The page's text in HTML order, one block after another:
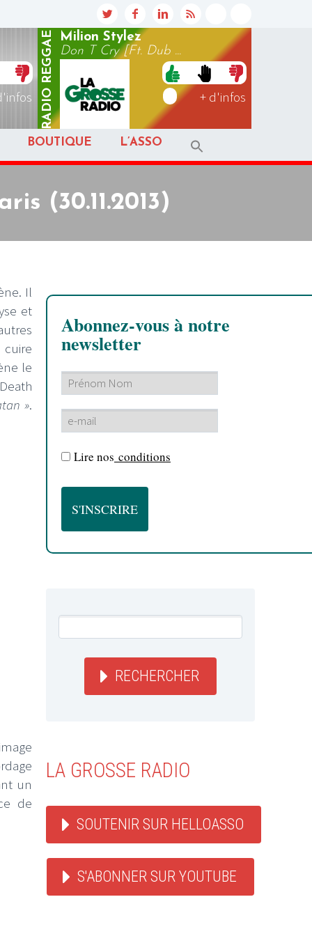
RADIO
REGGAE
Milion Stylez
Don T Cry [Ft. Dub ...
+ d'infos
BOUTIQUE L’ASSO
(30.11.2013)
Il
et
cuire
le
».
un
de
Abonnez-vous à notre
newsletter
Lire nos conditions
RECHERCHER
LA GROSSE RADIO
SOUTENIR SUR HELLOASSO
S'ABONNER SUR YOUTUBE